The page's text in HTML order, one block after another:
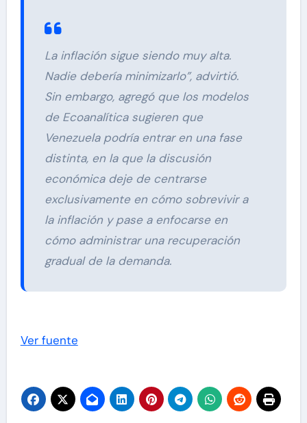
La inflación sigue siendo muy alta.
Nadie debería minimizarlo”, advirtió.
Sin embargo, agregó que los modelos
de Ecoanalítica sugieren que
Venezuela podría entrar en una fase
distinta, en la que la discusión
económica deje de centrarse
exclusivamente en cómo sobrevivir a
la inflación y pase a enfocarse en
cómo administrar una recuperación
gradual de la demanda.
Ver fuente